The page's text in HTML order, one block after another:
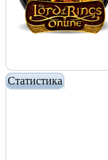
Статистика